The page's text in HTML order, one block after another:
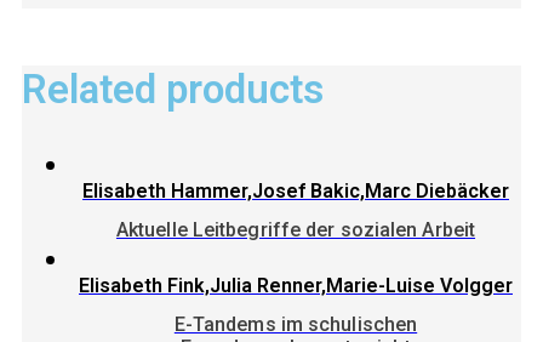
Related products
Elisabeth Hammer,Josef Bakic,Marc Diebäcker
Aktuelle Leitbegriffe der sozialen Arbeit
Elisabeth Fink,Julia Renner,Marie-Luise Volgger
E-Tandems im schulischen